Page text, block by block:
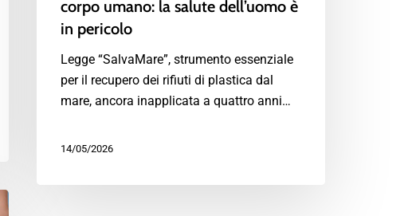
corpo umano: la salute dell’uomo è
in pericolo
Legge “SalvaMare”, strumento essenziale
per il recupero dei rifiuti di plastica dal
mare, ancora inapplicata a quattro anni…
14/05/2026